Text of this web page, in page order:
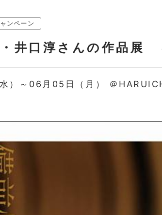
ンペーン
井口淳さんの作品展
）～06月05日（月） ＠